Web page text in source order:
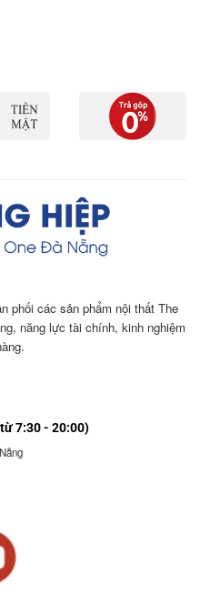
phối các sản phẩm nội thất The
năng lực tài chính, kinh nghiệm
7:30 - 20:00)